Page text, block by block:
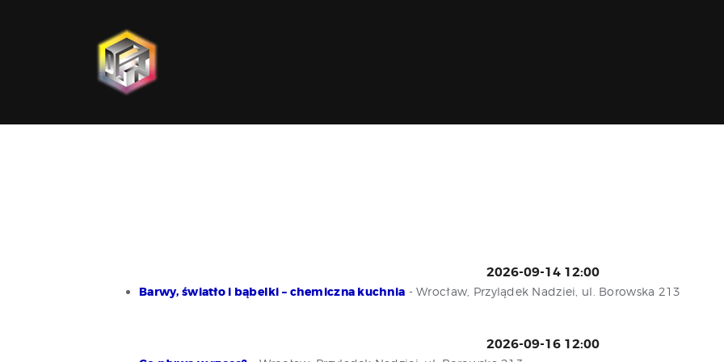
PROGRAM
2026-09-14 12:00
Barwy, światło i bąbelki – chemiczna kuchnia - Wrocław, Przylądek Nadziei, ul. Borowska 213
2026-09-16 12:00